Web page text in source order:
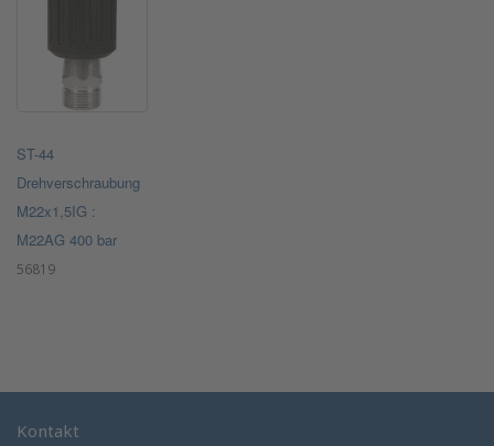
ST-44
Drehverschraubung
M22x1,5IG :
M22AG 400 bar
56819
Kontakt